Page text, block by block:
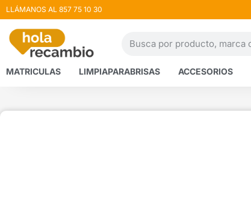
LLÁMANOS AL 857 75 10 30
MATRICULAS LIMPIAPARABRISAS ACCESORIOS